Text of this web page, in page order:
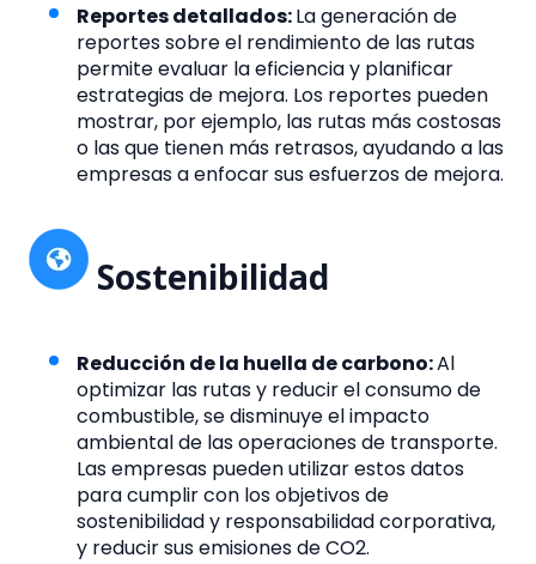
Reportes detallados:La generación de
reportes sobre el rendimiento de las rutas
permite evaluar la eficiencia y planificar
estrategias de mejora. Los reportes pueden
mostrar, por ejemplo, las rutas más costosas
o las que tienen más retrasos, ayudando a las
empresas a enfocar sus esfuerzos de mejora.
Sostenibilidad
Reducción de la huella de carbono:Al
optimizar las rutas y reducir el consumo de
combustible, se disminuye el impacto
ambiental de las operaciones de transporte.
Las empresas pueden utilizar estos datos
para cumplir con los objetivos de
sostenibilidad y responsabilidad corporativa,
y reducir sus emisiones de CO2.